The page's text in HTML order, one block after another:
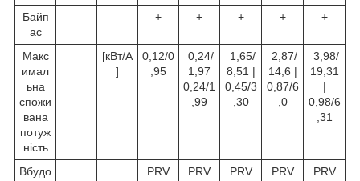
Байп
ас
+ + + + +
Макс
имал
ьна
спожи
вана
потуж
ність
[кВт/A
]
0,12/0
,95
0,24/
1,97
0,24/1
,99
1,65/
8,51 |
0,45/3
,30
2,87/
14,6 |
0,87/6
,0
3,98/
19,31
|
0,98/6
,31
Вбудо
PRV
PRV
PRV
PRV
PRV